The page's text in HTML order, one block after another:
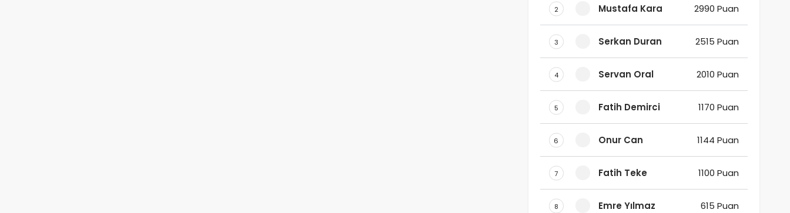
2 Mustafa Kara 2990 Puan
3 Serkan Duran 2515 Puan
4 Servan Oral 2010 Puan
5 Fatih Demirci 1170 Puan
6 Onur Can 1144 Puan
7 Fatih Teke 1100 Puan
8 Emre Yılmaz 615 Puan